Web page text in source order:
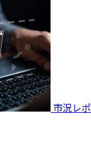
市況レポ